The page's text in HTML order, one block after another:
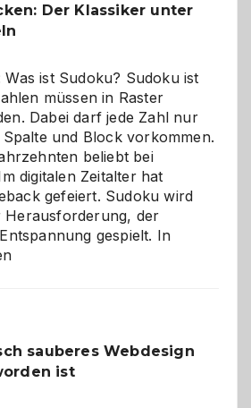
Der Klassiker unter
ist Sudoku? Sudoku ist
müssen in Raster
Dabei darf jede Zahl nur
und Block vorkommen.
beliebt bei
digitalen Zeitalter hat
gefeiert. Sudoku wird
Herausforderung, der
gespielt. In
sauberes Webdesign
ist